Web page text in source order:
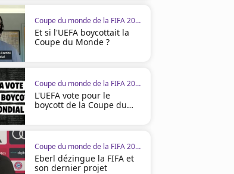
Coupe du monde de la FIFA 2026
Et si l'UEFA boycottait la
Coupe du Monde ?
Coupe du monde de la FIFA 2026
L'UEFA vote pour le
boycott de la Coupe du
Coupe du monde de la FIFA 2026
Eberl dézingue la FIFA et
son dernier projet